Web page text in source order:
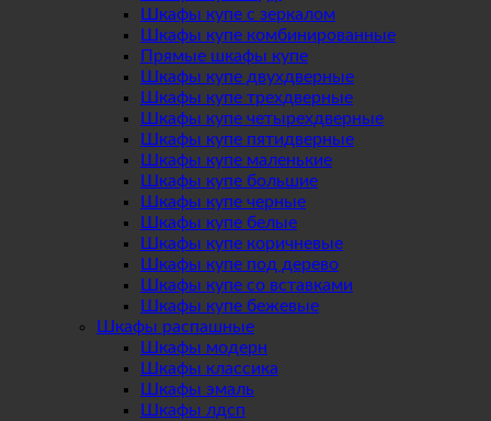
Шкафы купе с зеркалом
Шкафы купе комбинированные
Прямые шкафы купе
Шкафы купе двухдверные
Шкафы купе трехдверные
Шкафы купе четырехдверные
Шкафы купе пятидверные
Шкафы купе маленькие
Шкафы купе большие
Шкафы купе черные
Шкафы купе белые
Шкафы купе коричневые
Шкафы купе под дерево
Шкафы купе со вставками
Шкафы купе бежевые
Шкафы распашные
Шкафы модерн
Шкафы классика
Шкафы эмаль
Шкафы лдсп